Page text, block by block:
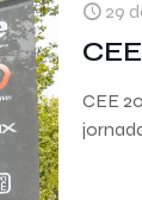
29
CEE